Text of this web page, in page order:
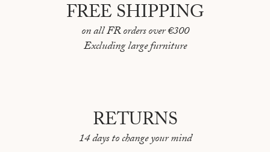
TÉHÉRAN INDIA MAHDAVI
TOKYO PAR FRÉDÉRIC LEBAIN
TOULON PAR DARAGH SODEN
BLOOM JAPAN PAR FRÉDÉRIC LEBAIN
FREE SHIPPING
on all FR orders over €300
Excluding large furniture
RETURNS
14 days to change your mind